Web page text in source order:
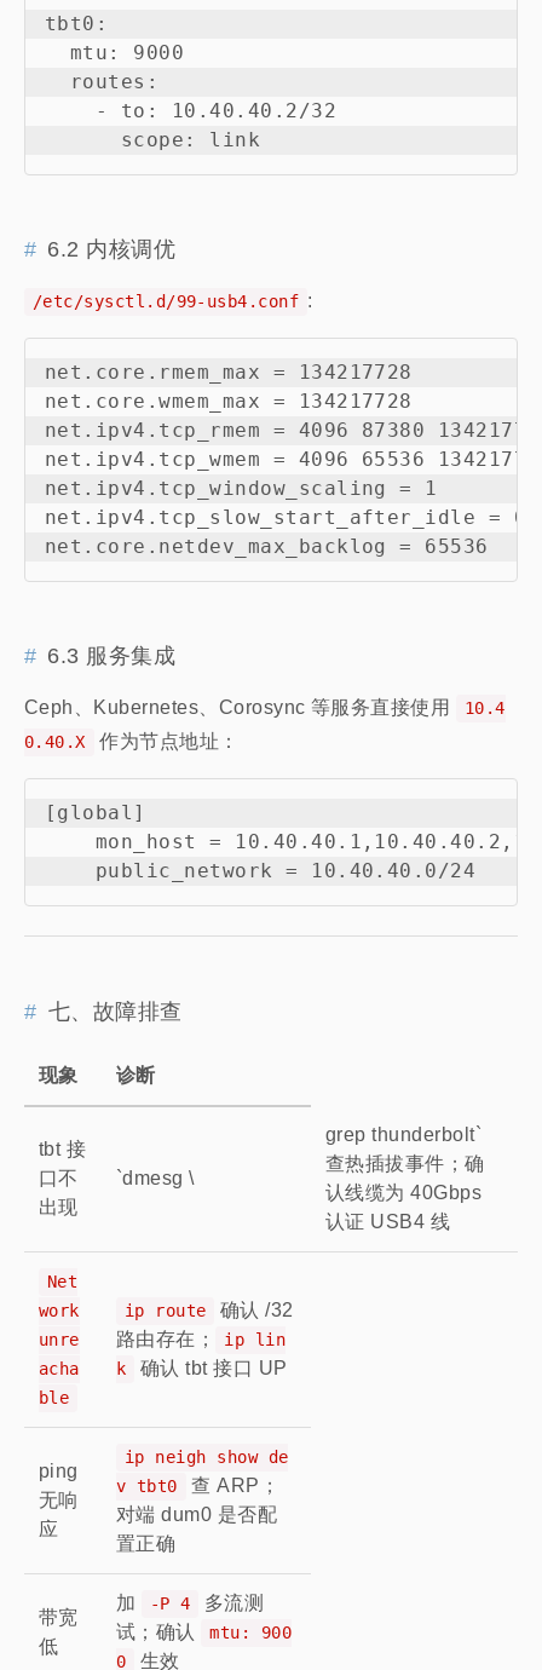
tbt0:
  mtu: 9000
  routes:
    - to: 10.40.40.2/32
6.2 内核调优
/etc/sysctl.d/99-usb4.conf :
net.core.rmem_max = 134217728
net.core.wmem_max = 134217728
net.ipv4.tcp_rmem = 4096 87380
net.ipv4.tcp_wmem = 4096 65536
net.ipv4.tcp_window_scaling = 1
net.ipv4.tcp_slow_start_after_idle = 0
6.3 服务集成
Ceph、Kubernetes、Corosync 等服务直接使用
10.4
0.40.X
作为节点地址：
[global]
mon_host =
七、故障排查
现象 诊断
tbt 接
口不
出现
`dmesg \
grep thunderbolt`
查热插拔事件；确
认线缆为 40Gbps
认证 USB4 线
Net
work
unre
acha
ble
ip route
确认 /32
路由存在；
ip lin
k
确认 tbt 接口 UP
ping
无响
应
ip neigh show de
v tbt0
查 ARP；
对端 dum0 是否配
置正确
带宽
低
加 -P 4
多流测
试；确认
mtu: 900
0
生效